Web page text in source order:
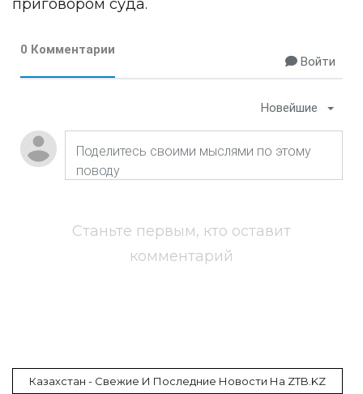
приговором суда.
0 Комментарии
Войти
Новейшие
Станьте первым, кто оставит
комментарий
Казахстан - Свежие И Последние Новости На ZTB.KZ